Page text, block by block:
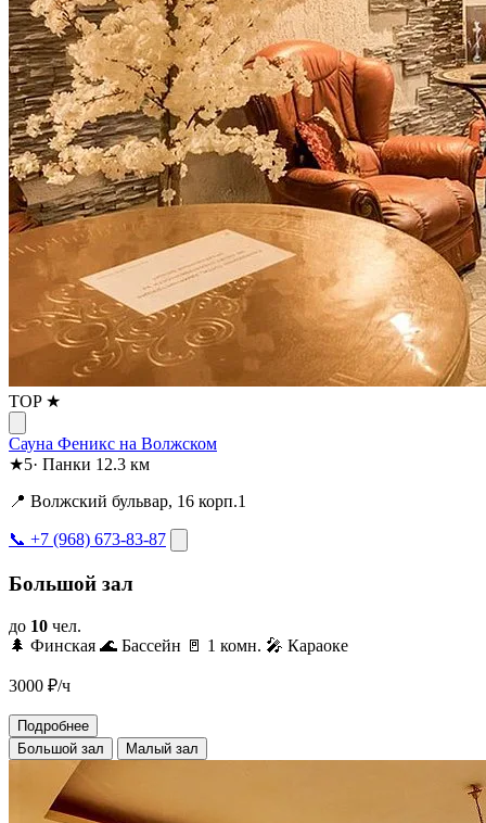
TOP ★
Сауна Феникс на Волжском
★5· Панки 12.3 км
📍 Волжский бульвар, 16 корп.1
📞 +7 (968) 673-83-87
Большой зал
до 10 чел.
🌲 Финская 🌊 Бассейн 🚪 1 комн. 🎤 Караоке
3000 ₽/ч
Подробнее
Большой зал
Малый зал